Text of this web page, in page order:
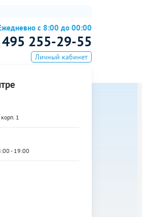
с 8:00 до 00:00
495 255-29-55
Личный кабинет
1
- 19:00